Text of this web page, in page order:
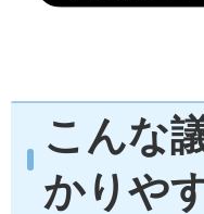
こんな
かりや